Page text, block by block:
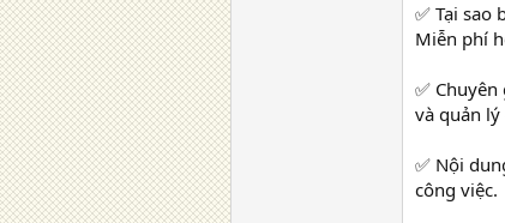
✅ Tại sao
Miễn phí
✅
và quản
✅ Nội
công việc.